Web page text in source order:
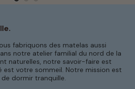
fabriquons des matelas aussi
notre atelier familial du nord de la
naturelles, notre savoir-faire est
votre sommeil. Notre mission est
dormir tranquille.